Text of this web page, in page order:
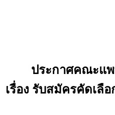
ประกาศคณะแ
เรื่อง รับสมัครคัดเลื